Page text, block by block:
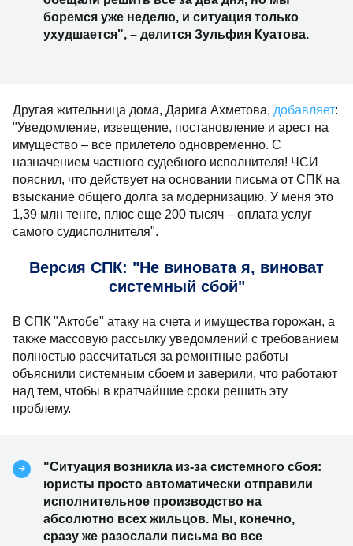
боремся уже неделю, и ситуация только
ухудшается", – делится Зульфия Куатова.
Другая жительница дома, Дарига Ахметова, добавляет:
"Уведомление, извещение, постановление и арест на
имущество – все прилетело одновременно. С
назначением частного судебного исполнителя! ЧСИ
пояснил, что действует на основании письма от СПК на
взыскание общего долга за модернизацию. У меня это
1,39 млн тенге, плюс еще 200 тысяч – оплата услуг
самого судисполнителя".
Версия СПК: "Не виновата я, виноват
системный сбой"
В СПК "Актобе" атаку на счета и имущества горожан, а
также массовую рассылку уведомлений с требованием
полностью рассчитаться за ремонтные работы
объяснили системным сбоем и заверили, что работают
над тем, чтобы в кратчайшие сроки решить эту
проблему.
"Ситуация возникла из-за системного сбоя:
юристы просто автоматически отправили
исполнительное производство на
абсолютно всех жильцов. Мы, конечно,
сразу же разослали письма во все